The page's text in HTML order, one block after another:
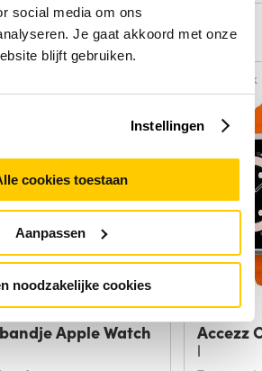
social media om ons
Je gaat akkoord met onze
blijft gebruiken.
Instellingen
cookies toestaan
Aanpassen
noodzakelijke cookies
Apple Watch
Vergelijk
Accezz
|